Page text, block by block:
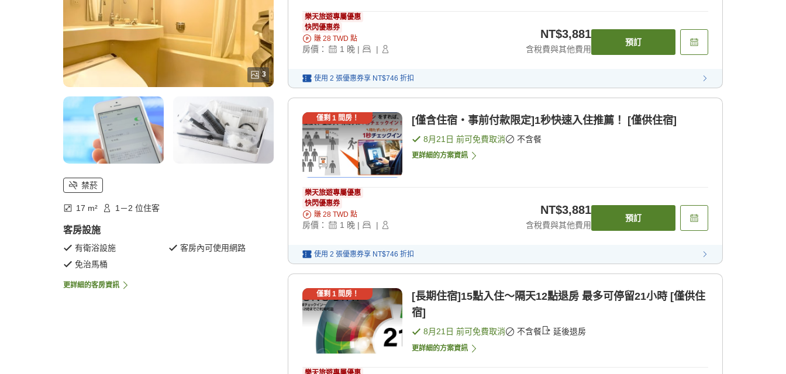
3
禁菸
17 m² 1－2 位住客
客房設施
有衛浴設施
客房內可使用網路
免治馬桶
更詳細的客房資訊
樂天旅遊專屬優惠
快閃優惠券
賺 28 TWD 點
房價： 1 晚 | |
NT$3,881
含稅費與其他費用
預訂
使用 2 張優惠券享 NT$746 折扣
僅剩 1間房！ [僅含住宿・事前付款限定]1秒快速入住推薦！ [僅供住宿]
8月21日 前可免費取消 不含餐
更詳細的方案資訊
樂天旅遊專屬優惠
快閃優惠券
賺 28 TWD 點
房價： 1 晚 | |
NT$3,881
含稅費與其他費用
預訂
使用 2 張優惠券享 NT$746 折扣
僅剩 1間房！
[長期住宿]15點入住〜隔天12點退房 最多可停留21小時 [僅供住
宿]
8月21日 前可免費取消 不含餐 延後退房
更詳細的方案資訊